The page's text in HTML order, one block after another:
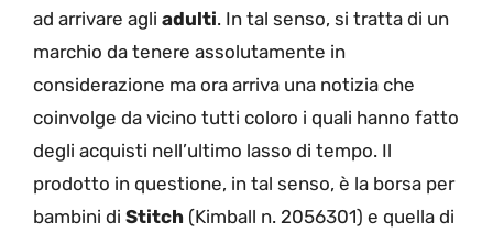
ad arrivare agli adulti. In tal senso, si tratta di un
marchio da tenere assolutamente in
considerazione ma ora arriva una notizia che
coinvolge da vicino tutti coloro i quali hanno fatto
degli acquisti nell’ultimo lasso di tempo. Il
prodotto in questione, in tal senso, è la borsa per
bambini di Stitch (Kimball n. 2056301) e quella di